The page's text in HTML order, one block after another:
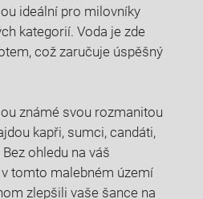
​ideální pro milovníky
kategorií. Voda​ je zde
což zaručuje úspěšný
známé svou rozmanitou
kapři, sumci, candáti,
ohledu na ⁣váš
tomto malebném území
zlepšili vaše šance na